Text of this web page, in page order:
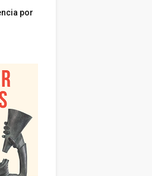
por